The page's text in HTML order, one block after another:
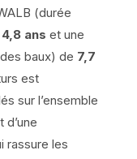
(durée
4,8 ans et une
baux) de 7,7
est
sur l’ensemble
rassure les